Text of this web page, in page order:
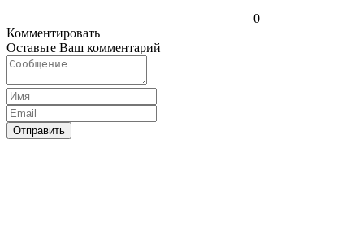
0
Комментировать
Оставьте Ваш комментарий
Отправить